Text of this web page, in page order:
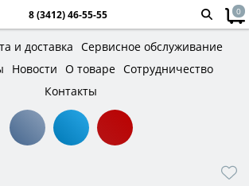
8 (3412) 46-55-55 0
и доставка Сервисное обслуживание
Новости О товаре Сотрудничество
Контакты